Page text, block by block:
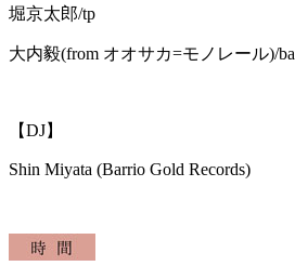
堀京太郎/tp
大内毅(from オオサカ=モノレール)/ba
【DJ】
Shin Miyata (Barrio Gold Records)